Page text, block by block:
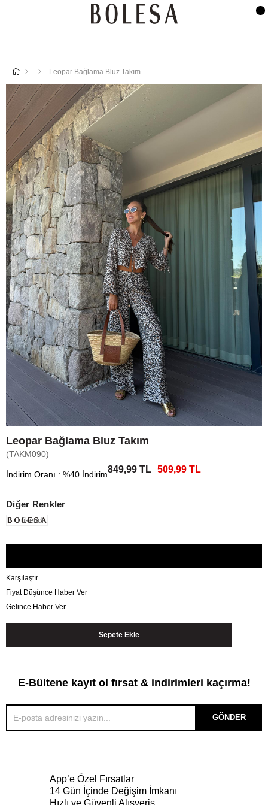
Leopar Bağlama Bluz Takım
Leopar Bağlama Bluz Takım
(TAKM090)
İndirim Oranı : %40 İndirim849,99 TL 509,99 TL
Diğer Renkler
Tükendi
Karşılaştır
Fiyat Düşünce Haber Ver
Gelince Haber Ver
E-Bültene kayıt ol fırsat & indirimleri kaçırma!
GÖNDER
App’e Özel Fırsatlar
14 Gün İçinde Değişim İmkanı
Hızlı ve Güvenli Alışveriş